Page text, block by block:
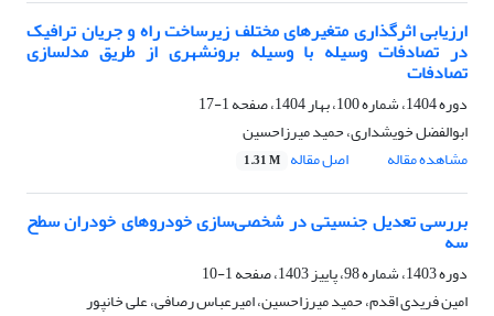
ارزیابی اثرگذاری متغیرهای مختلف زیرساخت راه و جریان ترافیک
در تصادفات وسیله با وسیله برون­شهری از طریق مدل­سازی
تصادفات
دوره 1404، شماره 100، بهار 1404، صفحه
1-17
ابوالفضل خویشداری، حمید میرزاحسین
مشاهده مقاله
اصل مقاله 1.31 M
بررسی تعدیل جنسیتی در شخصی‌سازی خودروهای خودران سطح
سه
دوره 1403، شماره 98، پاییز 1403، صفحه
1-10
امین فریدی اقدم، حمید میرزاحسین، امیرعباس رصافی، علی خانپور